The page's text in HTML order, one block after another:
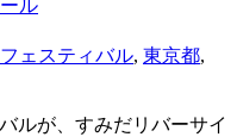
ル
ェスティバル, 東京都,
ルが、すみだリバーサイ